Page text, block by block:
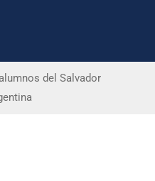
del Salvador